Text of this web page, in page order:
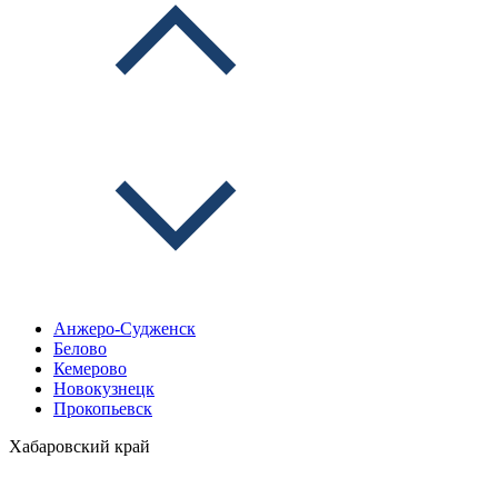
Анжеро-Судженск
Белово
Кемерово
Новокузнецк
Прокопьевск
Хабаровский край